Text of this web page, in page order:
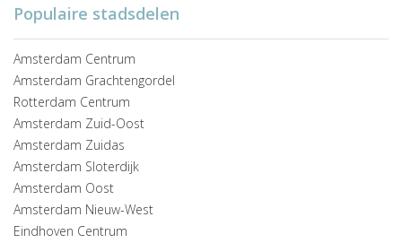
Populaire stadsdelen
Amsterdam Centrum
Amsterdam Grachtengordel
Rotterdam Centrum
Amsterdam Zuid-Oost
Amsterdam Zuidas
Amsterdam Sloterdijk
Amsterdam Oost
Amsterdam Nieuw-West
Eindhoven Centrum